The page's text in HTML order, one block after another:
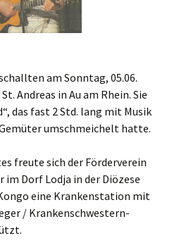
am Sonntag, 05.06.
Andreas in Au am Rhein. Sie
das fast 2 Std. lang mit Musik
umschmeichelt hatte.
freute sich der Förderverein
im Dorf Lodja in der Diözese
eine Krankenstation mit
/ Krankenschwestern-